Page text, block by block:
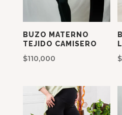
BUZO MATERNO
TEJIDO CAMISERO
$110,000 $